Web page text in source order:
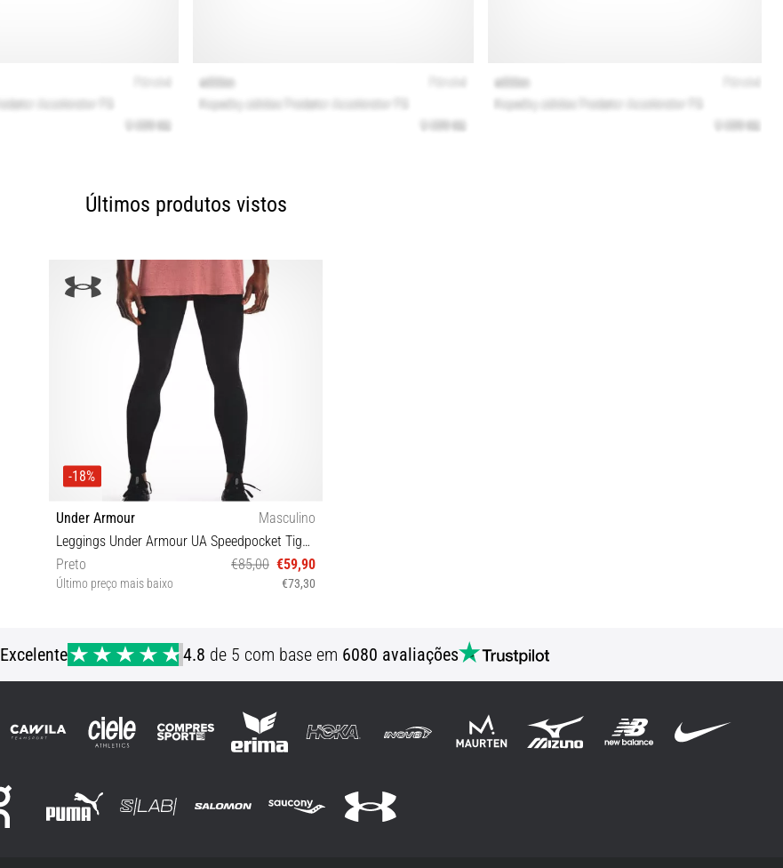
Últimos produtos vistos
-18%
Under Armour
Masculino
Leggings Under Armour UA Speedpocket Tight-BLK
Preto
€85,00 €59,90
Último preço mais baixo €73,30
Excelente 4.8 de 5 com base em 6080 avaliações